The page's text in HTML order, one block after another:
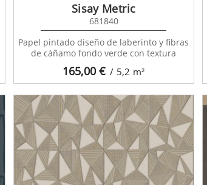
165,00€ / 5,2 m²
Sisay Metric
681840
Papel pintado diseño de laberinto y fibras
de cáñamo fondo verde con textura